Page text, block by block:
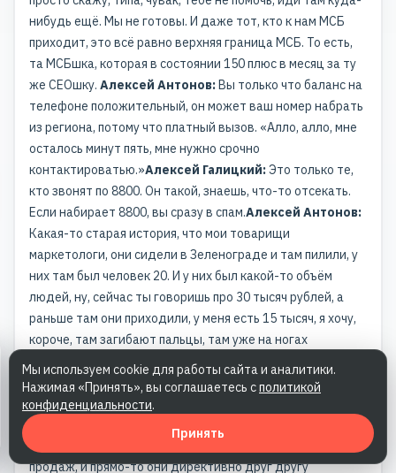
нибудь ещё. Мы не готовы. И даже тот, кто к нам МСБ
приходит, это всё равно верхняя граница МСБ. То есть,
та МСБшка, которая в состоянии 150 плюс в месяц за ту
же СЕОшку. Алексей Антонов:Вы только что баланс на
телефоне положительный, он может ваш номер набрать
из региона, потому что платный вызов. «Алло, алло, мне
осталось минут пять, мне нужно срочно
контактироватью.»Алексей Галицкий:Это только те,
кто звонят по 8800. Он такой, знаешь, что-то отсекать.
Если набирает 8800, вы сразу в спам.Алексей Антонов:
Какая-то старая история, что мои товарищи
маркетологи, они сидели в Зеленограде и там пилили, у
них там был человек 20. И у них был какой-то объём
людей, ну, сейчас ты говоришь про 30 тысяч рублей, а
раньше там они приходили, у меня есть 15 тысяч, я хочу,
короче, там загибают пальцы, там уже на ногах
загибаются пальцы. Говорят, ну, бюджет не позволяет
ничего сделать.Илья Исерсон:Я тоже работал за 15
тысяч рублей в месяц.
конкурентам, чтобы те звонили им, вешали им там отдел
продаж, и прямо-то они директивно друг другу
Мы используем cookie для работы сайта и аналитики.
Нажимая «Принять», вы соглашаетесь сполитикой
конфиденциальности.
Принять